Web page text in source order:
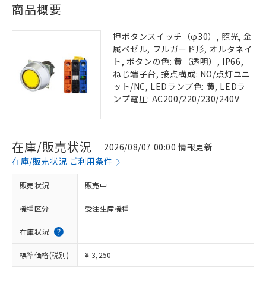
商品概要
押ボタンスイッチ（φ30）, 照光, 金
属ベゼル, フルガード形, オルタネイ
ト, ボタンの色: 黄（透明）, IP66,
ねじ端子台, 接点構成: NO/点灯ユニ
ット/NC, LEDランプ色: 黄, LEDラ
ンプ電圧: AC200/220/230/240V
在庫/販売状況
2026/08/07 00:00 情報更新
在庫/販売状況 ご利用条件
販売状況 販売中
機種区分 受注生産機種
在庫状況
標準価格(税別) ¥ 3,250